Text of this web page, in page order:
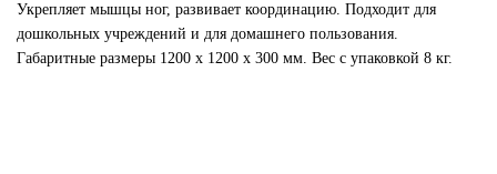
Укрепляет мышцы ног, развивает координацию. Подходит для
дошкольных учреждений и для домашнего пользования.
Габаритные размеры 1200 x 1200 х 300 мм. Вес с упаковкой 8 кг.